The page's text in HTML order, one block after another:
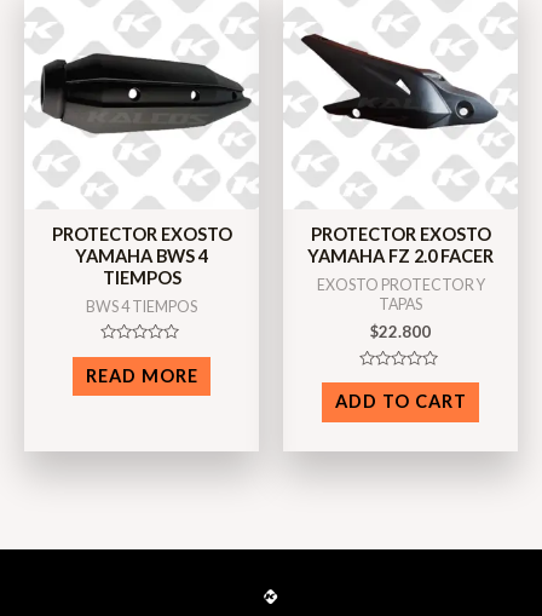
PROTECTOR EXOSTO
YAMAHA BWS 4
TIEMPOS
BWS 4 TIEMPOS
Rated
0
out
of
READ MORE
PROTECTOR EXOSTO
YAMAHA FZ 2.0 FACER
EXOSTO PROTECTOR Y
TAPAS
$22.800
Rated
0
out
of
ADD TO CART